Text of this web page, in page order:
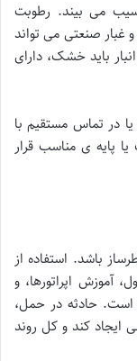
می بیند. رطوبت
غبار صنعتی می تواند
باید خشک، دارای
در تماس مستقیم با
پایه ی مناسب قرار
باشد. استفاده از
آموزش اپراتورها، و
است. حادثه در حمل،
ایجاد کند و کل روند